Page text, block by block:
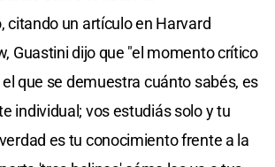
citando un artículo en Harvard
Guastini dijo que "el momento crítico
que se demuestra cuánto sabés, es
individual; vos estudiás solo y tu
es tu conocimiento frente a la